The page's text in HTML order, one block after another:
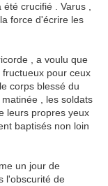
crucifié .
Varus ,
force d'écrire les
, a voulu que
pour ceux
corps blessé du
matinée , les soldats
leurs propres yeux
baptisés non loin
un jour de
l'obscurité de